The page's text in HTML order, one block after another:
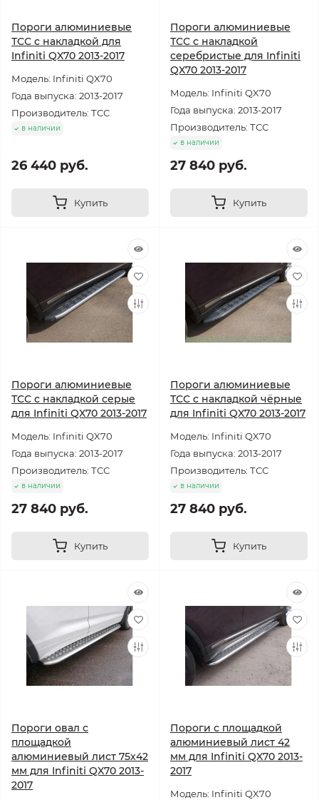
Пороги алюминиевые
ТСС с накладкой для
Infiniti QX70 2013-2017
Модель: Infiniti QX70
Года выпуска: 2013-2017
Производитель: ТСС
в наличии
26 440 руб.
Купить
Пороги алюминиевые
ТСС с накладкой
серебристые для Infiniti
QX70 2013-2017
Модель: Infiniti QX70
Года выпуска: 2013-2017
Производитель: ТСС
в наличии
27 840 руб.
Купить
Пороги алюминиевые
ТСС с накладкой серые
для Infiniti QX70 2013-2017
Модель: Infiniti QX70
Года выпуска: 2013-2017
Производитель: ТСС
в наличии
27 840 руб.
Купить
Пороги алюминиевые
ТСС с накладкой чёрные
для Infiniti QX70 2013-2017
Модель: Infiniti QX70
Года выпуска: 2013-2017
Производитель: ТСС
в наличии
27 840 руб.
Купить
Пороги овал с
площадкой
алюминиевый лист 75х42
мм для Infiniti QX70 2013-
2017
Пороги с площадкой
алюминиевый лист 42
мм для Infiniti QX70 2013-
2017
Модель: Infiniti QX70